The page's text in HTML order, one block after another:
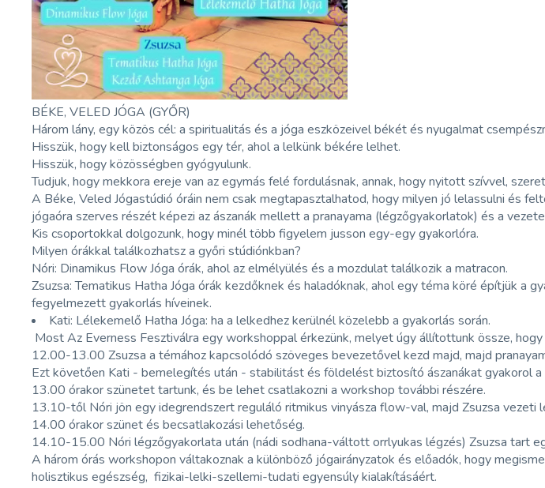
BÉKE, VELED JÓGA (GYŐR)
Három lány, egy közös cél: a spiritualitás és a jóga eszközeivel békét és nyugalmat
Hisszük, hogy kell biztonságos egy tér, ahol a lelkünk békére lelhet.
Hisszük, hogy közösségben gyógyulunk.
Tudjuk, hogy mekkora ereje van az egymás felé fordulásnak, annak, hogy nyitott szívvel,
A Béke, Veled Jógastúdió óráin nem csak megtapasztalhatod, hogy milyen jó lelassulni és
jógaóra szerves részét képezi az ászanák mellett a pranayama (légzőgyakorlatok) és a
Kis csoportokkal dolgozunk, hogy minél több figyelem jusson egy-egy gyakorlóra.
Milyen órákkal találkozhatsz a győri stúdiónkban?
Nóri: Dinamikus Flow Jóga órák, ahol az elmélyülés és a mozdulat találkozik a matracon.
Zsuzsa: Tematikus Hatha Jóga órák kezdőknek és haladóknak, ahol egy téma köré építjük a
fegyelmezett gyakorlás híveinek.
Kati: Lélekemelő Hatha Jóga: ha a lelkedhez kerülnél közelebb a gyakorlás során.
Most Az Everness Fesztiválra egy workshoppal érkezünk, melyet úgy állítottunk össze,
12.00-13.00 Zsuzsa a témához kapcsolódó szöveges bevezetővel kezd majd, majd
Ezt követően Kati - bemelegítés után - stabilitást és földelést biztosító ászanákat gyakorol
13.00 órakor szünetet tartunk, és be lehet csatlakozni a workshop további részére.
13.10-től Nóri jön egy idegrendszert reguláló ritmikus vinyásza flow-val, majd Zsuzsa
14.00 órakor szünet és becsatlakozási lehetőség.
14.10-15.00 Nóri légzőgyakorlata után (nádi sodhana-váltott orrlyukas légzés) Zsuzsa tart
A három órás workshopon váltakoznak a különböző jógairányzatok és előadók, hogy
holisztikus egészség, fizikai-lelki-szellemi-tudati egyensúly kialakításáért.